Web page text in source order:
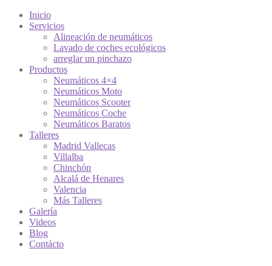
Inicio
Servicios
Alineación de neumáticos
Lavado de coches ecológicos
arreglar un pinchazo
Productos
Neumáticos 4×4
Neumáticos Moto
Neumáticos Scooter
Neumáticos Coche
Neumáticos Baratos
Talleres
Madrid Vallecas
Villalba
Chinchón
Alcalá de Henares
Valencia
Más Talleres
Galería
Videos
Blog
Contácto